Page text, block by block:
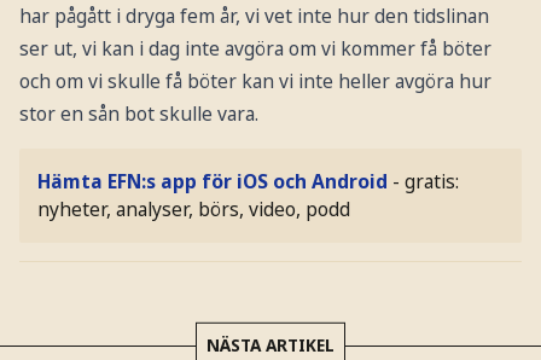
har pågått i dryga fem år, vi vet inte hur den tidslinan
ser ut, vi kan i dag inte avgöra om vi kommer få böter
och om vi skulle få böter kan vi inte heller avgöra hur
stor en sån bot skulle vara.
Hämta EFN:s app för iOS och Android - gratis:
nyheter, analyser, börs, video, podd
NÄSTA ARTIKEL